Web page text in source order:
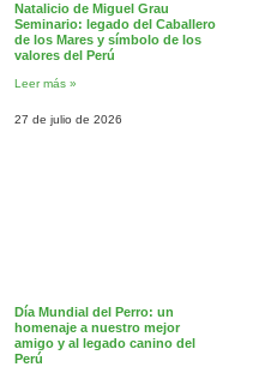
Natalicio de Miguel Grau
Seminario: legado del Caballero
de los Mares y símbolo de los
valores del Perú
Leer más »
27 de julio de 2026
Día Mundial del Perro: un
homenaje a nuestro mejor
amigo y al legado canino del
Perú